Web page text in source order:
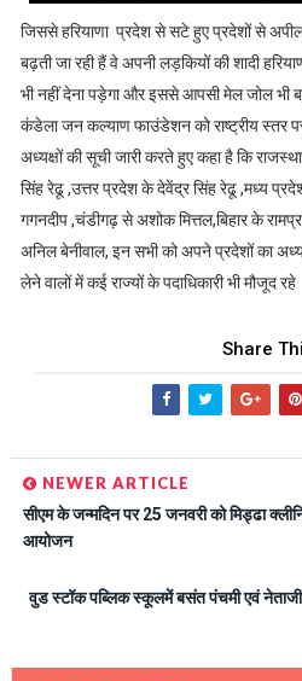
जिससे हरियाणा प्रदेश से सटे हुए प्रदेशों से अपील
बढ़ती जा रही हैं वे अपनी लड़कियों की शादी
भी नहीं देना पड़ेगा और इससे आपसी मेल जोल भी
कंडेला जन कल्याण फाउंडेशन को राष्ट्रीय स्तर
अध्यक्षों की सूची जारी करते हुए कहा है कि
सिंह रेढू ,उत्तर प्रदेश के देवेंद्र सिंह रेढू ,मध्य
गगनदीप ,चंडीगढ़ से अशोक मित्तल,बिहार के
अनिल बेनीवाल, इन सभी को अपने प्रदेशों का
लेने वालों में कई राज्यों के पदाधिकारी भी मौजूद रहे
Share
NEWER ARTICLE
सीएम के जन्मदिन पर 25 जनवरी को मिड्ढा
आयोजन
वुड स्टॉक पब्लिक स्कूलमें बसंत पंचमी एवं